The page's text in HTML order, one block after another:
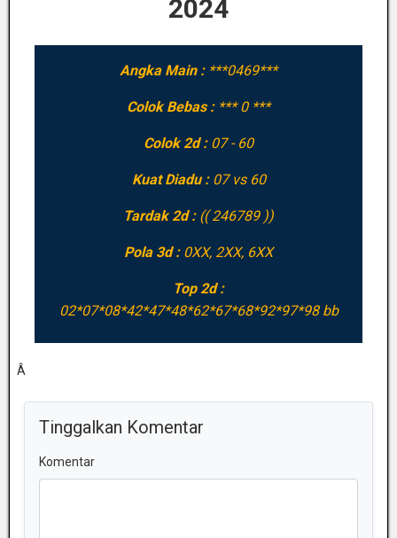
2024
Angka Main : ***0469***
Colok Bebas : *** 0 ***
Colok 2d : 07 - 60
Kuat Diadu : 07 vs 60
Tardak 2d : (( 246789 ))
Pola 3d : 0XX, 2XX, 6XX
Top 2d :
02*07*08*42*47*48*62*67*68*92*97*98 bb
Â
Tinggalkan Komentar
Komentar